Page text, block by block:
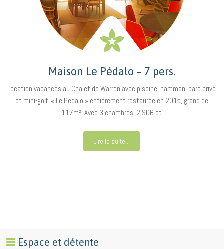
Maison Le Pédalo – 7 pers.
Location vacances au Chalet de Warren avec piscine, hamman, parc privé
et mini-golf. « Le Pedalo » entièrement restaurée en 2015, grand de
117m². Avec 3 chambres, 2 SDB et
Lire la suite...
Espace et détente